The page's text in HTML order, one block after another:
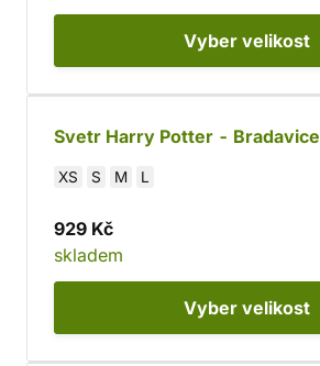
Vyber velikost
Svetr Harry Potter - Bradavice
XS S M L
929 Kč
skladem
Vyber velikost